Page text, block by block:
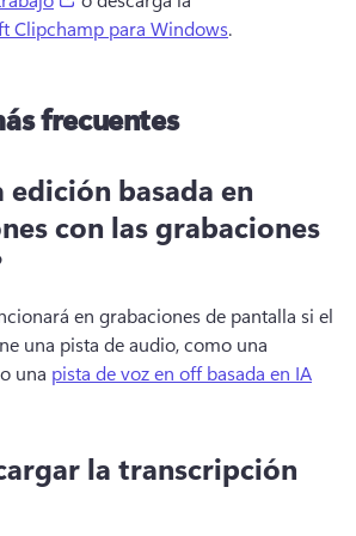
Clipchamp para Windows.
frecuentes
edición basada en
con las grabaciones
en grabaciones de pantalla si el
una pista de audio, como una
una pista de voz en off basada en IA
la transcripción